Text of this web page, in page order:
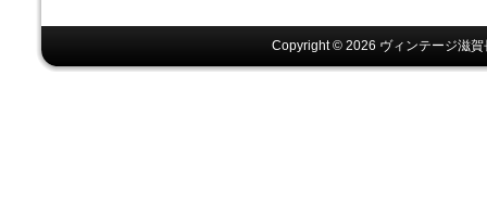
Copyright © 2026 ヴィンテージ滋